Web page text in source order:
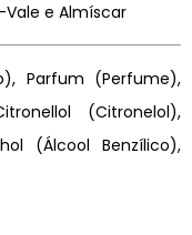
Vale e Almíscar
Parfum (Perfume),
(Citronelol),
(Álcool Benzílico),